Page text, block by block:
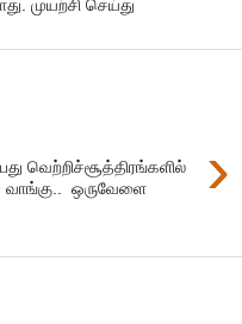
முயற்சி செய்து
›
வெற்றிச்சூத்திரங்களில்
ஒருவேளை